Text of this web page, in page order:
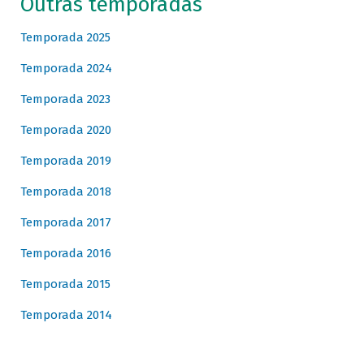
Temporada 2025
Temporada 2024
Temporada 2023
Temporada 2020
Temporada 2019
Temporada 2018
Temporada 2017
Temporada 2016
Temporada 2015
Temporada 2014